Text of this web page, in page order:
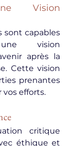
Vision
sont capables
vision
après la
Cette vision
prenantes
vos efforts.
critique
éthique et